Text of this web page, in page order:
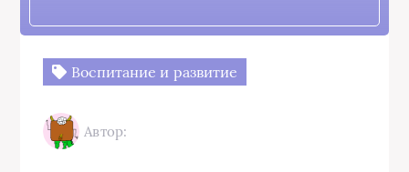
Воспитание и развитие
Автор: